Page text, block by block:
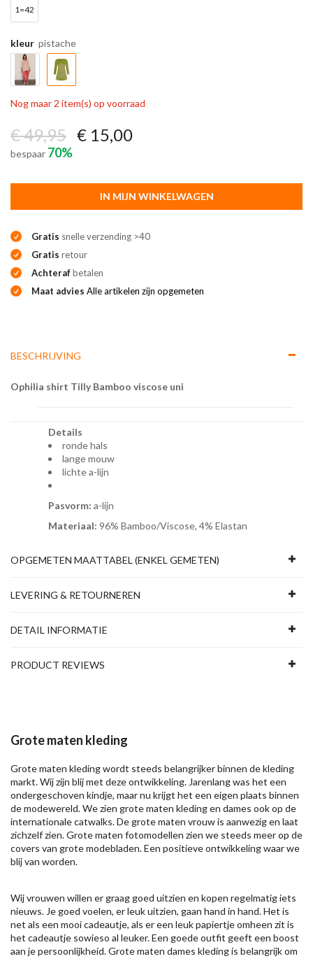
1=42
kleur pistache
Nog maar 2 item(s) op voorraad
€ 49,95 € 15,00
bespaar 70%
IN MIJN WINKELWAGEN
Gratis snelle verzending >40
Gratis retour
Achterafbetalen
Maat advies Alle artikelen zijn opgemeten
BESCHRIJVING
Ophilia shirt Tilly Bamboo viscose uni
Details
ronde hals
lange mouw
lichte a-lijn
Pasvorm:a-lijn
Materiaal:96% Bamboo/Viscose, 4% Elastan
OPGEMETEN MAATTABEL (ENKEL GEMETEN)
LEVERING & RETOURNEREN
DETAIL INFORMATIE
PRODUCT REVIEWS
Grote maten kleding
Grote maten kleding wordt steeds belangrijker binnen de kleding
markt. Wij zijn blij met deze ontwikkeling. Jarenlang was het een
ondergeschoven kindje, maar nu krijgt het een eigen plaats binnen
de modewereld. We zien grote maten kleding en dames ook op de
internationale catwalks. De grote maten vrouw is aanwezig en laat
zichzelf zien. Grote maten fotomodellen zien we steeds meer op de
covers van grote modebladen. Een positieve ontwikkeling waar we
blij van worden.
Wij vrouwen willen er graag goed uitzien en kopen regelmatig iets
nieuws. Je goed voelen, er leuk uitzien, gaan hand in hand. Het is
net als een mooi cadeautje, als er een leuk papiertje omheen zit is
het cadeautje sowieso al leuker. Een goede outfit geeft een boost
aan je persoonlijkheid. Grote maten dames kleding is belangrijk om